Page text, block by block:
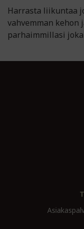
Harrasta liikuntaa
vahvemman kehon
parhaimmillasi